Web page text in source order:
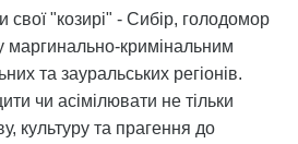
свої "козирі" - Сибір, голодомор
маргинально-кримінальним
та зауральських регіонів.
чи асімілювати не тільки
культуру та прагення до